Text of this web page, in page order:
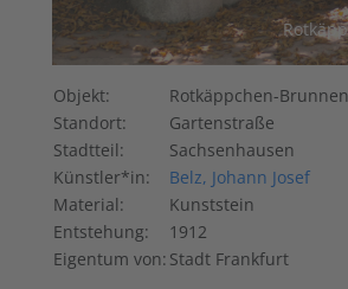
Objekt:
Rotkäppchen-Brunnen
Standort:
Gartenstraße
Stadtteil:
Sachsenhausen
Künstler*in:
Belz, Johann Josef
Material:
Kunststein
Entstehung:
1912
Eigentum von: Stadt Frankfurt